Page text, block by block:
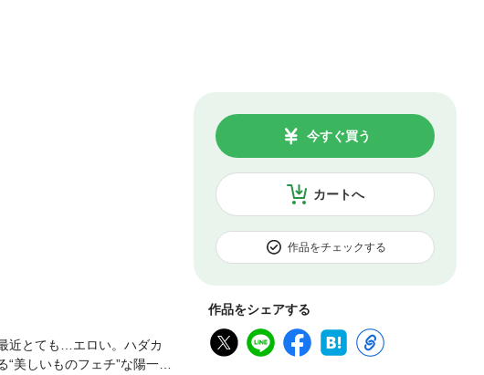
カートへ
今すぐ買う
作品をチェックする
作品をシェアする
近とても…エロい。ハダカ
美しいものフェチ”な陽一